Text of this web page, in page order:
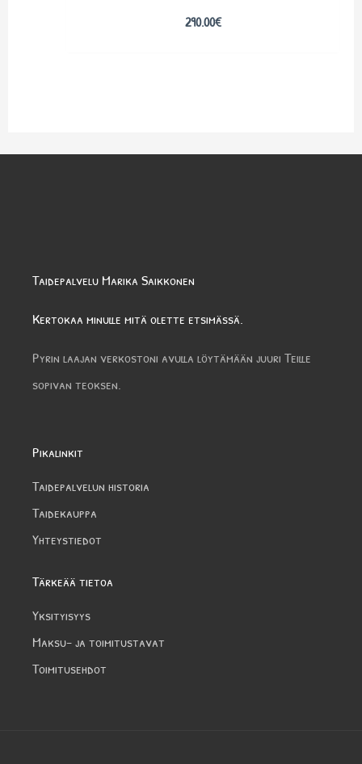
290.00€
Taidepalvelu Marika Saikkonen
Kertokaa minulle mitä olette etsimässä.
Pyrin laajan verkostoni avulla löytämään juuri Teille
sopivan teoksen.
Pikalinkit
Taidepalvelun historia
Taidekauppa
Yhteystiedot
Tärkeää tietoa
Yksityisyys
Maksu- ja toimitustavat
Toimitusehdot